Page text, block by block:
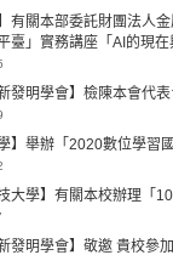
】有關本部委託財團法人
臺」實務講座「AI的現
新發明學會】檢陳本會代
】舉辦「2020數位學習
大學】有關本校辦理「
發明學會】敬邀 貴校